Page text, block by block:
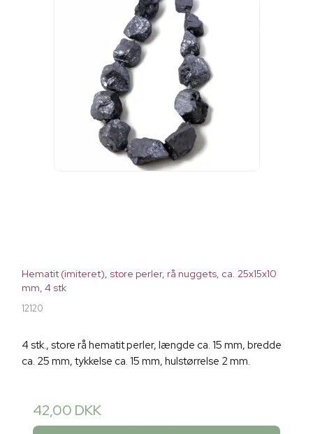
Hematit (imiteret), store perler, rå nuggets, ca. 25x15x10
mm, 4 stk
12120
4 stk., store rå hematit perler, længde ca. 15 mm, bredde
ca. 25 mm, tykkelse ca. 15 mm, hulstørrelse 2 mm.
42,00 DKK